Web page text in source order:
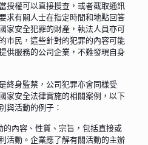
授權可以直接搜查，或者截取通訊
求有關人士在指定時間和地點回答
家安全犯罪的財產，執法人員亦可
市民，這些針對的犯罪的內容可能
供服務的公司企業，不難發現自身
終身監禁，公司犯罪亦會同樣受
家安全法律實施的相關案例，以下
與活動的例子：
的內容、性質、宗旨，包括直接或
活動。企業應了解有關活動的主辦